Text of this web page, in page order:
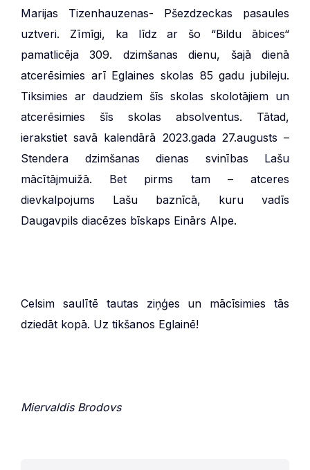
Marijas Tizenhauzenas- Pšezdzeckas pasaules
uztveri. Zīmīgi, ka līdz ar šo “Bildu ābices“
pamatlicēja 309. dzimšanas dienu, šajā dienā
atcerēsimies arī Eglaines skolas 85 gadu jubileju.
Tiksimies ar daudziem šīs skolas skolotājiem un
atcerēsimies šīs skolas absolventus. Tātad,
ierakstiet savā kalendārā 2023.gada 27.augusts –
Stendera dzimšanas dienas svinības Lašu
mācītājmuižā. Bet pirms tam – atceres
dievkalpojums Lašu baznīcā, kuru vadīs
Daugavpils diacēzes bīskaps Einārs Alpe.
Celsim saulītē tautas ziņģes un mācīsimies tās
dziedāt kopā. Uz tikšanos Eglainē!
Miervaldis Brodovs